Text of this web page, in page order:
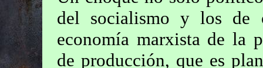
del socialismo y los de
economía marxista de la
de producción, que es